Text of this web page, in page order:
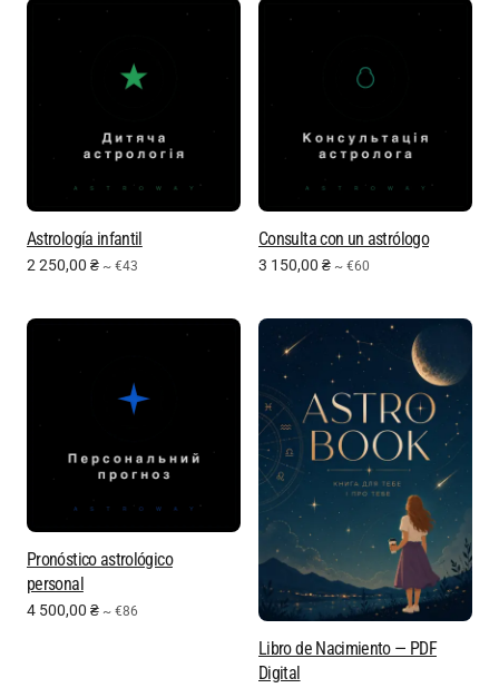
Astrología infantil
2 250,00 ₴ ~ €43
Consulta con un astrólogo
3 150,00 ₴ ~ €60
Pronóstico astrológico
personal
4 500,00 ₴ ~ €86
Libro de Nacimiento — PDF
Digital